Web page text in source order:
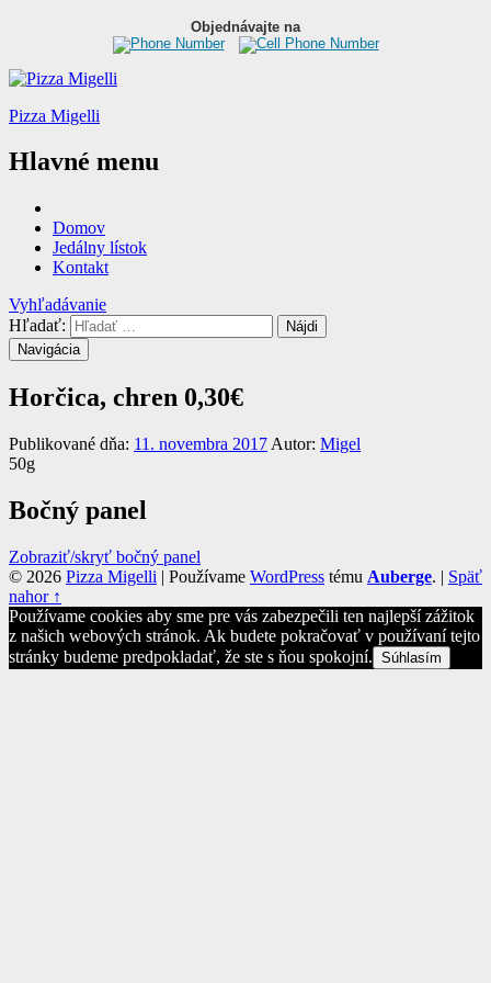
Objednávajte na
Pizza Migelli
Hlavné menu
Domov
Jedálny lístok
Kontakt
Vyhľadávanie
Hľadať:
Navigácia
Horčica, chren 0,30€
Publikované dňa: 11. novembra 2017 Autor: Migel
50g
Bočný panel
Zobraziť/skryť bočný panel
© 2026 Pizza Migelli | Používame WordPress tému Auberge. | Späť
nahor ↑
Používame cookies aby sme pre vás zabezpečili ten najlepší zážitok
z našich webových stránok. Ak budete pokračovať v používaní tejto
stránky budeme predpokladať, že ste s ňou spokojní. Súhlasím